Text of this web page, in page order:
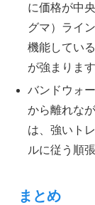
に価格が中
グマ）ライ
機能してい
が強まります
バンドウォ
から離れな
は、強いト
ルに従う順
まとめ